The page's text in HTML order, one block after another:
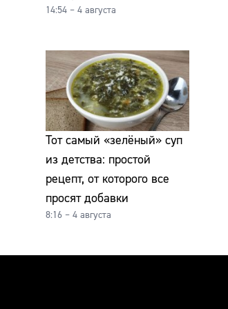
14:54 – 4 августа
Тот самый «зелёный» суп
из детства: простой
рецепт, от которого все
просят добавки
8:16 – 4 августа